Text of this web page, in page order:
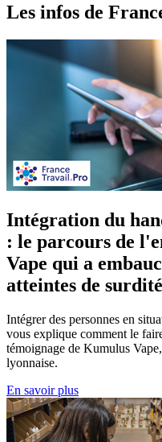
Les infos de
Intégration du
: le parcours de
Vape qui a
atteintes de
Intégrer des personnes en
vous explique comment le
témoignage de Kumulus
lyonnaise.
En savoir plus